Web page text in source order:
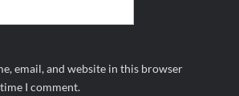
email, and website in this browser
I comment.